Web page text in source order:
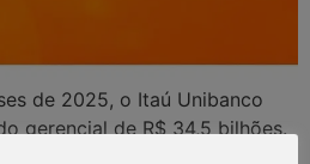
de 2025, o Itaú Unibanco
gerencial de R$ 34,5 bilhões.